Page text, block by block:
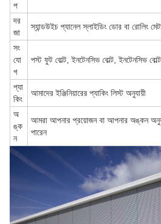
প
দর
জা
স্যান্ডউইচ প্যানেল স্লাইডিং ডোর বা রোলিং
সং
যো
গ
পস্ট ফুট বোল্ট, ইনটেনসিভ বোল্ট, ইনটেনসিভ বোল্ট
প্যা
কিং
আমাদের ইঞ্জিনিয়ারের প্যাকিং লিস্ট অনুযায়ী
অ
ঙ্ক
ন
আমরা আপনার প্রয়োজন বা আপনার অঙ্কন
পারেন